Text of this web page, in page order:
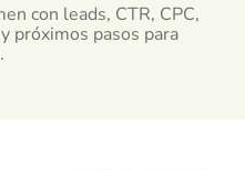
con leads, CTR, CPC,
próximos pasos para